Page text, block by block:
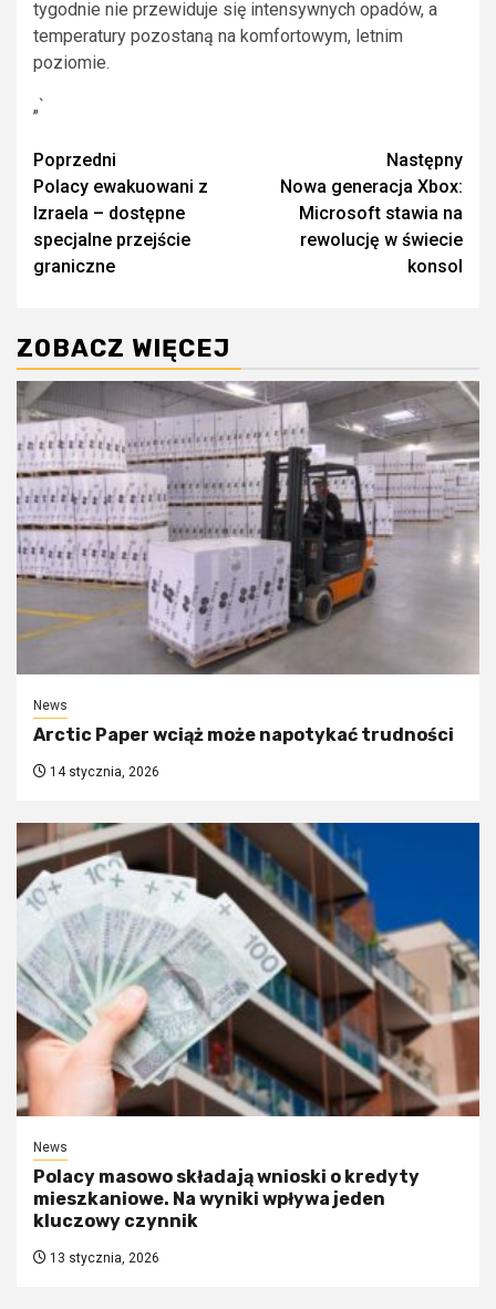
tygodnie nie przewiduje się intensywnych opadów, a
temperatury pozostaną na komfortowym, letnim
poziomie.
„`
Zobacz
wpisy
Poprzedni
Polacy ewakuowani z
Izraela – dostępne
specjalne przejście
graniczne
Następny
Nowa generacja Xbox:
Microsoft stawia na
rewolucję w świecie
konsol
ZOBACZ WIĘCEJ
News
Arctic Paper wciąż może napotykać trudności
14 stycznia, 2026
News
Polacy masowo składają wnioski o kredyty
mieszkaniowe. Na wyniki wpływa jeden
kluczowy czynnik
13 stycznia, 2026